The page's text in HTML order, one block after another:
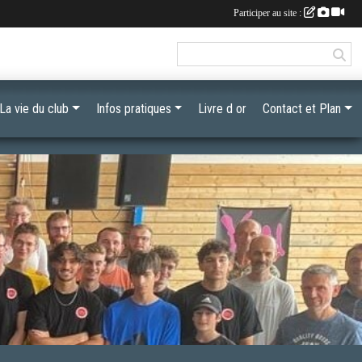
vie du club Infos pratiques Livre d or Contact et Plan
Participer au site :